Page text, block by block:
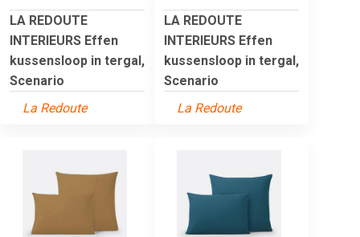
LA REDOUTE
INTERIEURS Effen
kussensloop in tergal,
Scenario
La Redoute
LA REDOUTE
INTERIEURS Effen
kussensloop in tergal,
Scenario
La Redoute